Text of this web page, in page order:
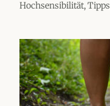
Hochsensibilität,Tipps